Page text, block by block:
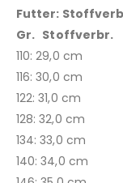
Futter:
Gr. Stoffverbr.
110: 29,0 cm
116: 30,0 cm
122: 31,0 cm
128: 32,0 cm
134: 33,0 cm
140: 34,0 cm